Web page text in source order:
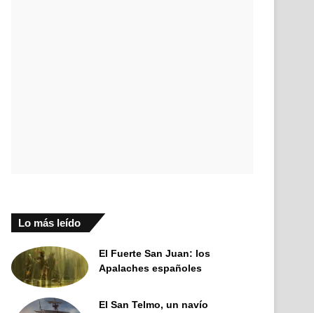
Lo más leído
El Fuerte San Juan: los
Apalaches españoles
El San Telmo, un navío